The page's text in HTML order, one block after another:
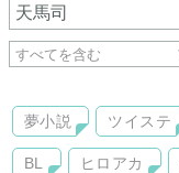
夢小説 ツイステ
BL ヒロアカ